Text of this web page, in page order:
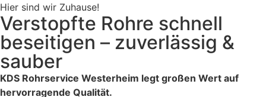
Hier sind wir Zuhause!
Verstopfte Rohre schnell
beseitigen – zuverlässig &
sauber
KDS Rohrservice Westerheim legt großen Wert auf
hervorragende Qualität.